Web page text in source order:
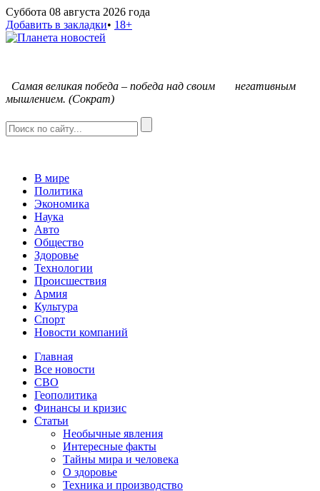
Суббота 08 августа 2026 года
Добавить в закладки• 18+
Самая великая победа – победа над своим негативным
мышлением. (Сократ)
В мире
Политика
Экономика
Наука
Авто
Общество
Здоровье
Технологии
Происшествия
Армия
Культура
Спорт
Новости компаний
Главная
Все новости
СВО
Геополитика
Финансы и кризис
Статьи
Необычные явления
Интересные факты
Тайны мира и человека
О здоровье
Техника и производство